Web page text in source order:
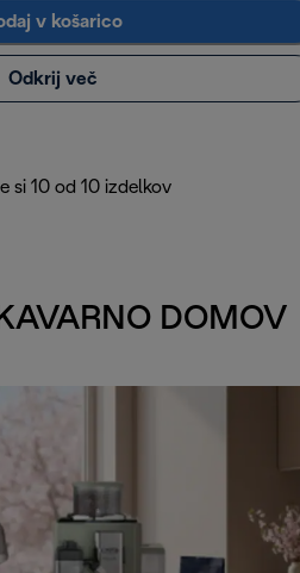
v košarico
Odkrij več
si 10 od 10 izdelkov
DOMOV